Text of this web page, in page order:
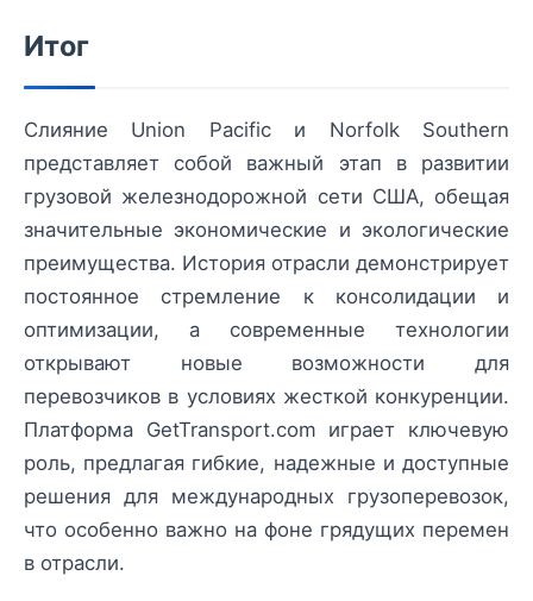
Итог
Слияние Union Pacific и Norfolk Southern
представляет собой важный этап в развитии
грузовой железнодорожной сети США, обещая
значительные экономические и экологические
преимущества. История отрасли демонстрирует
постоянное стремление к консолидации и
оптимизации, а современные технологии
открывают новые возможности для
перевозчиков в условиях жесткой конкуренции.
Платформа GetTransport.com играет ключевую
роль, предлагая гибкие, надежные и доступные
решения для международных грузоперевозок,
что особенно важно на фоне грядущих перемен
в отрасли.